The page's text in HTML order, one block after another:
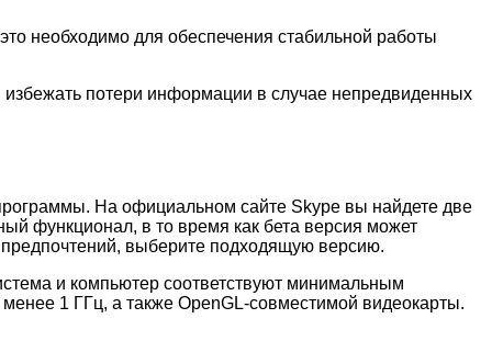
необходимо для обеспечения стабильной работы
потери информации в случае непредвиденных
На официальном сайте Skype вы найдете две
функционал, в то время как бета версия может
выберите подходящую версию.
и компьютер соответствуют минимальным
1 ГГц, а также OpenGL-совместимой видеокарты.